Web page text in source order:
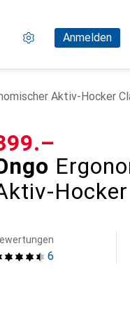
Einstellungen
KundenkontoAnmelden
Vergleichslisten
Merklisten
Warenkorb
Aktiv-Hocker
6